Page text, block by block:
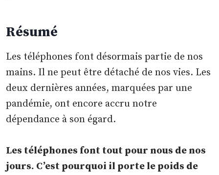
Résumé
Les téléphones font désormais partie de nos
mains. Il ne peut être détaché de nos vies. Les
deux dernières années, marquées par une
pandémie, ont encore accru notre
dépendance à son égard.
Les téléphones font tout pour nous de nos
jours. C’est pourquoi il porte le poids de